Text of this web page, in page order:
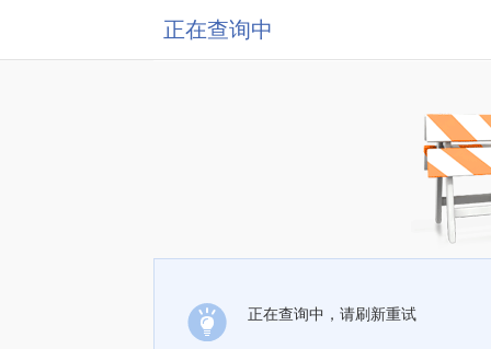
正在查询中
正在查询中，请刷新重试